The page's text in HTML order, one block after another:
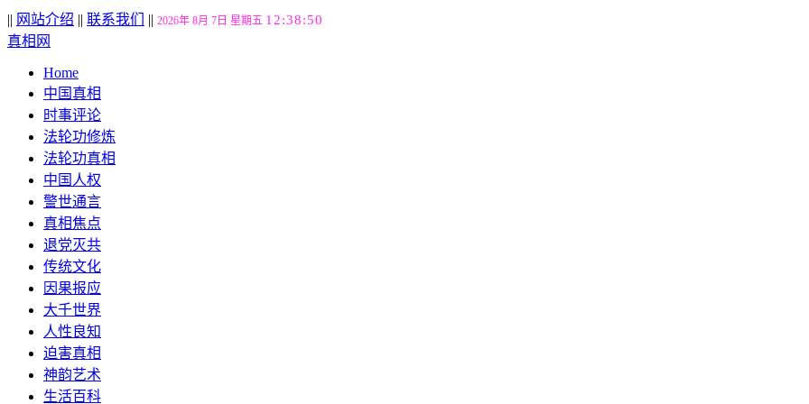
|| 网站介绍 || 联系我们 || 2026年 8月 7日 星期五 12:38:51
真相网
Home
中国真相
时事评论
法轮功修炼
法轮功真相
中国人权
警世通言
真相焦点
退党灭共
传统文化
因果报应
大千世界
人性良知
迫害真相
神韵艺术
生活百科